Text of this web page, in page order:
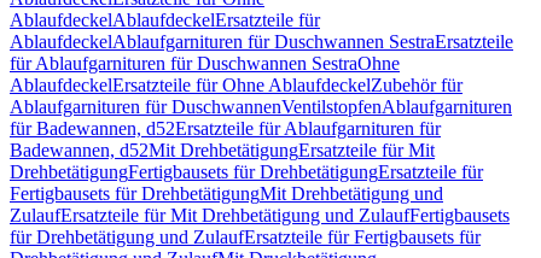
AblaufdeckelAblaufdeckelErsatzteile für
AblaufdeckelAblaufgarnituren für Duschwannen SestraErsatzteile
für Ablaufgarnituren für Duschwannen SestraOhne
AblaufdeckelErsatzteile für Ohne AblaufdeckelZubehör für
Ablaufgarnituren für DuschwannenVentilstopfenAblaufgarnituren
für Badewannen, d52Ersatzteile für Ablaufgarnituren für
Badewannen, d52Mit DrehbetätigungErsatzteile für Mit
DrehbetätigungFertigbausets für DrehbetätigungErsatzteile für
Fertigbausets für DrehbetätigungMit Drehbetätigung und
ZulaufErsatzteile für Mit Drehbetätigung und ZulaufFertigbausets
für Drehbetätigung und ZulaufErsatzteile für Fertigbausets für